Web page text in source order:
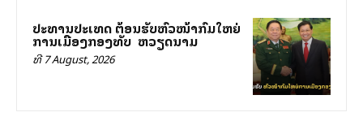
ປະທານປະເທດ ຕ້ອນຮັບຫົວໜ້າກົມໃຫຍ່
ການເມືອງກອງທັບ ສສ ຫວຽດນາມ
ທີ 7 August, 2026